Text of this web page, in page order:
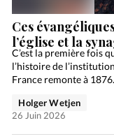
Ces
l’église et la
C’est la première fois
l’histoire de
France remonte à 1876.
Holger Wetjen
26 Juin 2026